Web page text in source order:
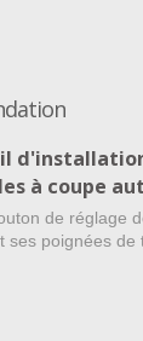
à coupe
de réglage
ses poignées de